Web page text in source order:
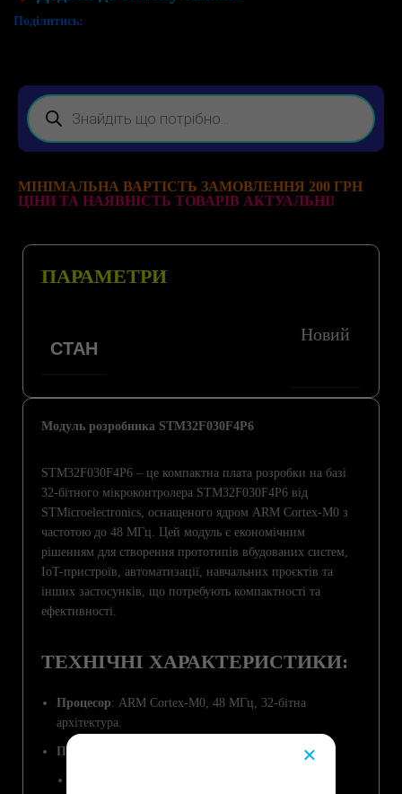
Поділитись:
МІНІМАЛЬНА ВАРТІСТЬ ЗАМОВЛЕННЯ 200 ГРН
ЦІНИ ТА НАЯВНІСТЬ ТОВАРІВ АКТУАЛЬНІ!
Модуль розробника STM32F030F4P6
STM32F030F4P6 – це компактна плата розробки на базі
32-бітного мікроконтролера STM32F030F4P6 від
STMicroelectronics, оснащеного ядром ARM Cortex-M0 з
частотою до 48 МГц. Цей модуль є економічним
рішенням для створення прототипів вбудованих систем,
IoT-пристроїв, автоматизації, навчальних проєктів та
інших застосунків, що потребують компактності та
ефективності.
ТЕХНІЧНІ ХАРАКТЕРИСТИКИ:
Процесор: ARM Cortex-M0, 48 МГц, 32-бітна
архітектура.
Пам’ять
ПАРАМЕТРИ
СТАН
Новий
×